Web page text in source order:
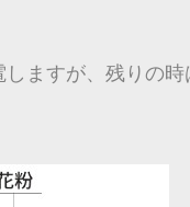
ますが、残りの